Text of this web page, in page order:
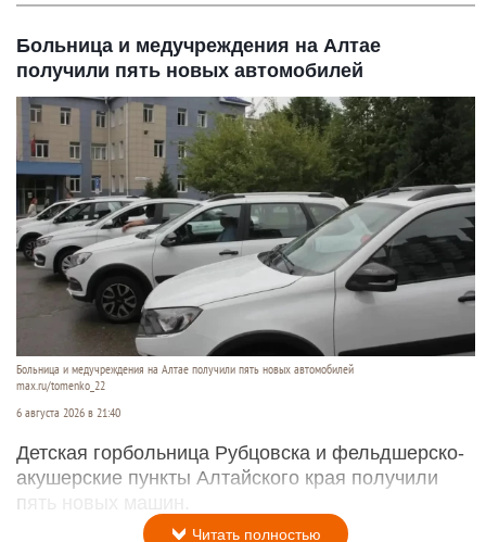
Больница и медучреждения на Алтае
получили пять новых автомобилей
Больница и медучреждения на Алтае получили пять новых автомобилей
max.ru/tomenko_22
6 августа 2026 в 21:40
Детская горбольница Рубцовска и фельдшерско-
акушерские пункты Алтайского края получили
пять новых машин.
Читать полностью